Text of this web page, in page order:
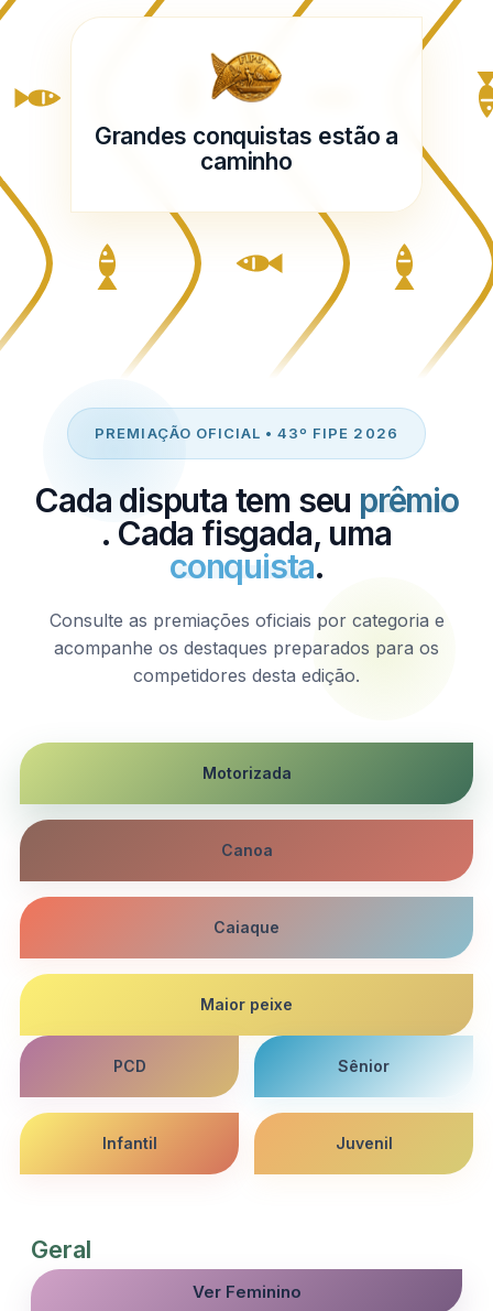
Grandes conquistas estão a
caminho
PREMIAÇÃO OFICIAL • 43º FIPE 2026
Cada disputa tem seu prêmio
. Cada fisgada, uma
conquista.
Consulte as premiações oficiais por categoria e
acompanhe os destaques preparados para os
competidores desta edição.
Motorizada
Canoa
Caiaque
Maior peixe
PCD Sênior
Infantil Juvenil
Geral
Ver Feminino